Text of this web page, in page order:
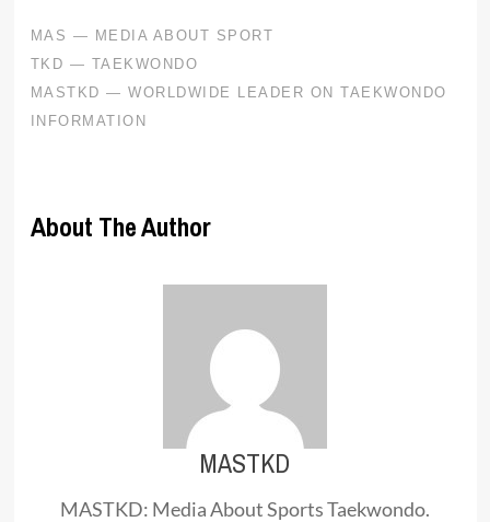
About The Author
MASTKD
MASTKD: Media About Sports Taekwondo.